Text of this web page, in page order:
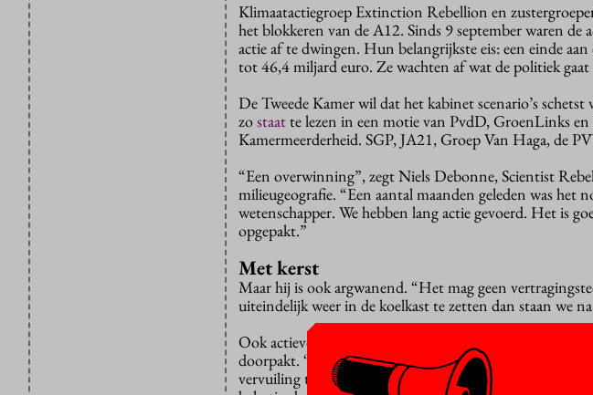
Klimaatactiegroep Extinction Rebellion en
het blokkeren van de A12. Sinds 9 september waren de
actie af te dwingen. Hun belangrijkste eis: een einde
tot 46,4 miljard euro. Ze wachten af wat de politiek gaat
De Tweede Kamer wil dat het kabinet scenario’s
zostaatte lezen in een motie van PvdD, GroenLinks
Kamermeerderheid. SGP, JA21, Groep Van Haga, de
“Een overwinning”, zegt Niels Debonne, Scientist
milieugeografie. “Een aantal maanden geleden was het
wetenschapper. We hebben lang actie gevoerd. Het is
opgepakt.”
Met kerst
Maar hij is ook argwanend. “Het mag geen
uiteindelijk weer in de koelkast te zetten dan staan we
Ook actievoerder en VU-econometrist Julia
doorpakt. “Zulke subsidies zijn economisch gezien
vervuiling te stimuleren waar we dan een halfslachtig